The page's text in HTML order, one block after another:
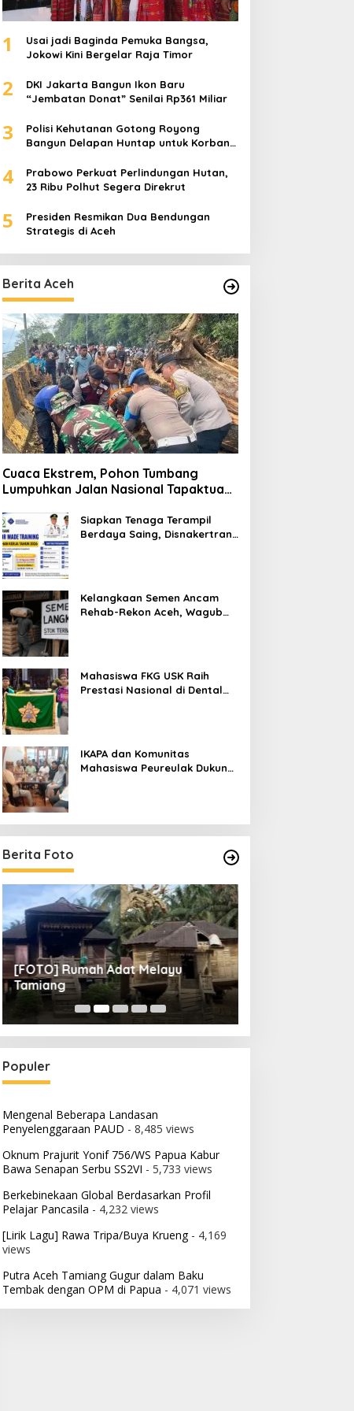
1
Usai jadi Baginda Pemuka Bangsa,
Jokowi Kini Bergelar Raja Timor
2
DKI Jakarta Bangun Ikon Baru
“Jembatan Donat” Senilai Rp361 Miliar
3
Polisi Kehutanan Gotong Royong
Bangun Delapan Huntap untuk Korban
4
Prabowo Perkuat Perlindungan Hutan,
23 Ribu Polhut Segera Direkrut
5
Presiden Resmikan Dua Bendungan
Strategis di Aceh
Berita Aceh
Cuaca Ekstrem, Pohon Tumbang
Lumpuhkan Jalan Nasional Tapaktuan-
Siapkan Tenaga Terampil
Berdaya Saing, Disnakertrans
Kelangkaan Semen Ancam
Rehab-Rekon Aceh, Wagub
Mahasiswa FKG USK Raih
Prestasi Nasional di Dental
IKAPA dan Komunitas
Mahasiswa Peureulak Dukung
Berita Foto
[FOTO] Rumah Adat Melayu
Tamiang
Populer
Mengenal Beberapa Landasan
Penyelenggaraan PAUD - 8,485 views
Oknum Prajurit Yonif 756/WS Papua Kabur
Bawa Senapan Serbu SS2VI - 5,733 views
Berkebinekaan Global Berdasarkan Profil
Pelajar Pancasila - 4,232 views
[Lirik Lagu] Rawa Tripa/Buya Krueng- 4,169
views
Putra Aceh Tamiang Gugur dalam Baku
Tembak dengan OPM di Papua - 4,071 views